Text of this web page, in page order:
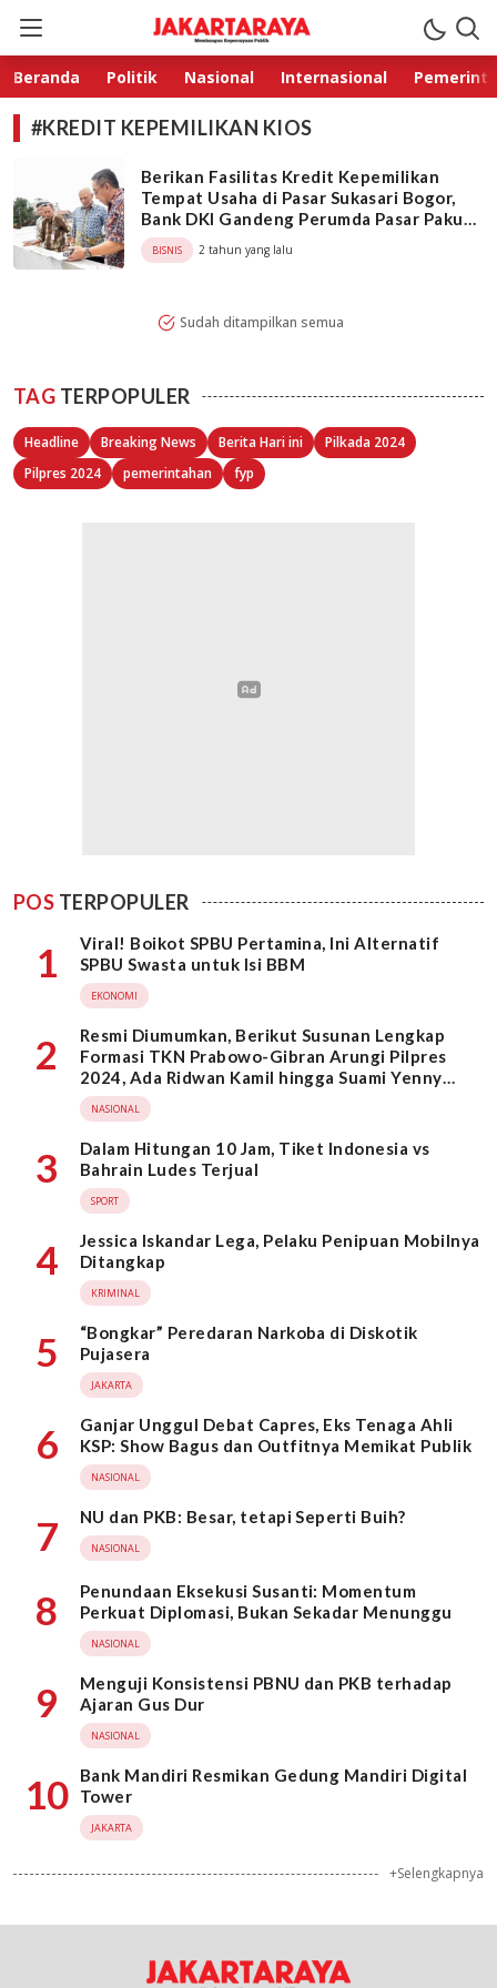
Jakarta Raya
Membangun Kepercayaan Publik
Beranda Politik Nasional Internasional
#KREDIT KEPEMILIKAN KIOS
Berikan Fasilitas Kredit Kepemilikan
Tempat Usaha di Pasar Sukasari Bogor,
Bank DKI Gandeng Perumda Pasar Pakuan
Jaya
BISNIS 2 tahun yang lalu
Sudah ditampilkan semua
TAG TERPOPULER
Headline Breaking News Berita Hari ini
Pilkada 2024
Pilpres 2024
pemerintahan fyp
POS TERPOPULER
1
Viral! Boikot SPBU Pertamina, Ini Alternatif
SPBU Swasta untuk Isi BBM
EKONOMI
2
Resmi Diumumkan, Berikut Susunan Lengkap
Formasi TKN Prabowo-Gibran Arungi Pilpres
2024, Ada Ridwan Kamil hingga Suami Yenny
Wahid
NASIONAL
3
Dalam Hitungan 10 Jam, Tiket Indonesia vs
Bahrain Ludes Terjual
SPORT
4
Jessica Iskandar Lega, Pelaku Penipuan Mobilnya
Ditangkap
KRIMINAL
5
“Bongkar” Peredaran Narkoba di Diskotik
Pujasera
JAKARTA
6
Ganjar Unggul Debat Capres, Eks Tenaga Ahli
KSP: Show Bagus dan Outfitnya Memikat Publik
NASIONAL
7 NU dan PKB: Besar, tetapi Seperti Buih?
NASIONAL
8
Penundaan Eksekusi Susanti: Momentum
Perkuat Diplomasi, Bukan Sekadar Menunggu
NASIONAL
9
Menguji Konsistensi PBNU dan PKB terhadap
Ajaran Gus Dur
NASIONAL
10
Bank Mandiri Resmikan Gedung Mandiri Digital
Tower
JAKARTA
+Selengkapnya